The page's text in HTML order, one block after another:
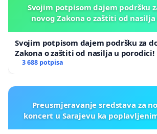
Svojim potpisom dajem podršku
novog Zakona o zaštiti od
Svojim potpisom dajem podršku za
Zakona o zaštiti od nasilja u porodici!
3 688 potpisa
Preusmjeravanje sredstava za
koncert u Sarajevu ka